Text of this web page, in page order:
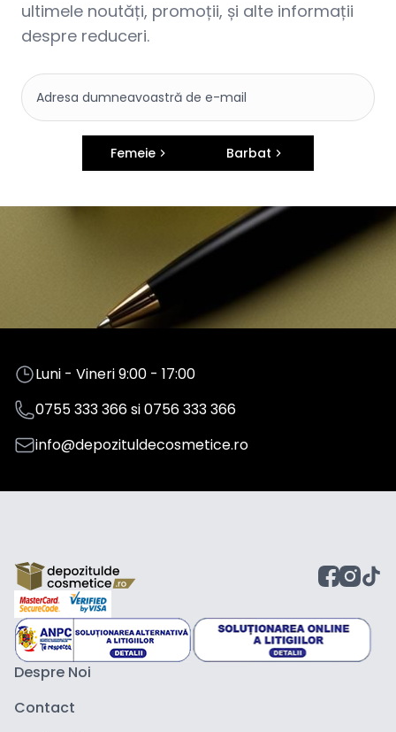
ultimele noutăți, promoții, și alte informații
despre reduceri.
Femeie Barbat
Luni - Vineri 9:00 - 17:00
0755 333 366si0756 333 366
info@depozituldecosmetice.ro
Despre Noi
Contact